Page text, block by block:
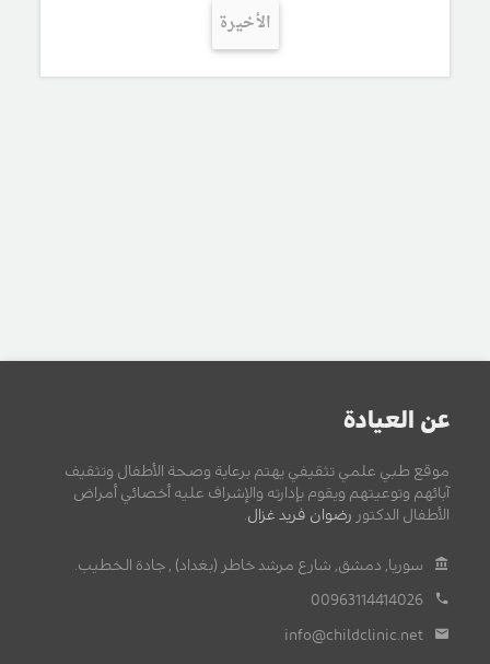
الأخيرة
عن العيادة
موقع طبي علمي تثقيفي يهتم برعاية وصحة الأطفال وتثقيف
آبائهم وتوعيتهم ويقوم بإدارته والإشراف عليه أخصائي أمراض
الأطفال الدكتور رضوان فريد غزال.
سوريا, دمشق, شارع مرشد خاطر (بغداد) , جادة الخطيب.
00963114414026
info@childclinic.net